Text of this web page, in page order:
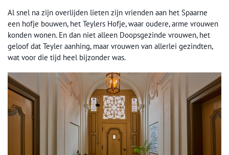
Al snel na zijn overlijden lieten zijn vrienden aan het Spaarne
een hofje bouwen, het Teylers Hofje, waar oudere, arme vrouwen
konden wonen. En dan niet alleen Doopsgezinde vrouwen, het
geloof dat Teyler aanhing, maar vrouwen van allerlei gezindten,
wat voor die tijd heel bijzonder was.